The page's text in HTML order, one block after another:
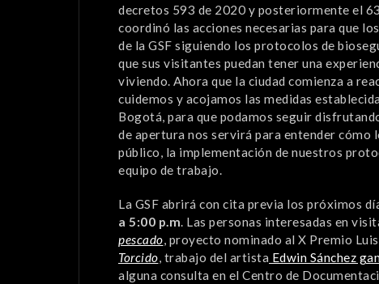
decretos 593 de 2020 y posteriormente el
coordinó las acciones necesarias para que
de la GSF siguiendo los protocolos de
que sus visitantes puedan tener una
viviendo. Ahora que la ciudad comienza a
cuidemos y acojamos las medidas
Bogotá, para que podamos seguir
de apertura nos servirá para entender
público, la implementación de nuestros
equipo de trabajo.
La GSF abrirá con cita previa los próximos
a 5:00 p.m. Las personas interesadas en
pescado, proyecto nominado al X Premio
Torcido, trabajo del artista Edwin Sánchez
alguna consulta en el Centro de